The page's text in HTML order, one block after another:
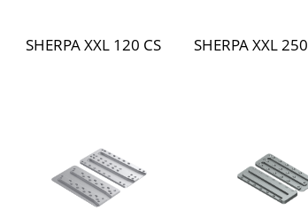
SHERPA XXL 120 CS SHERPA XXL 250